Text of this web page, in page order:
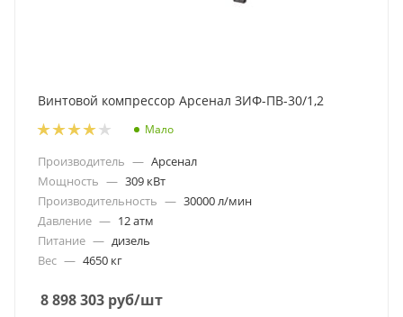
Винтовой компрессор Арсенал ЗИФ-ПВ-30/1,2
Мало
Производитель — Арсенал
Мощность — 309 кВт
Производительность — 30000 л/мин
Давление — 12 атм
Питание — дизель
Вес — 4650 кг
8 898 303 руб/шт